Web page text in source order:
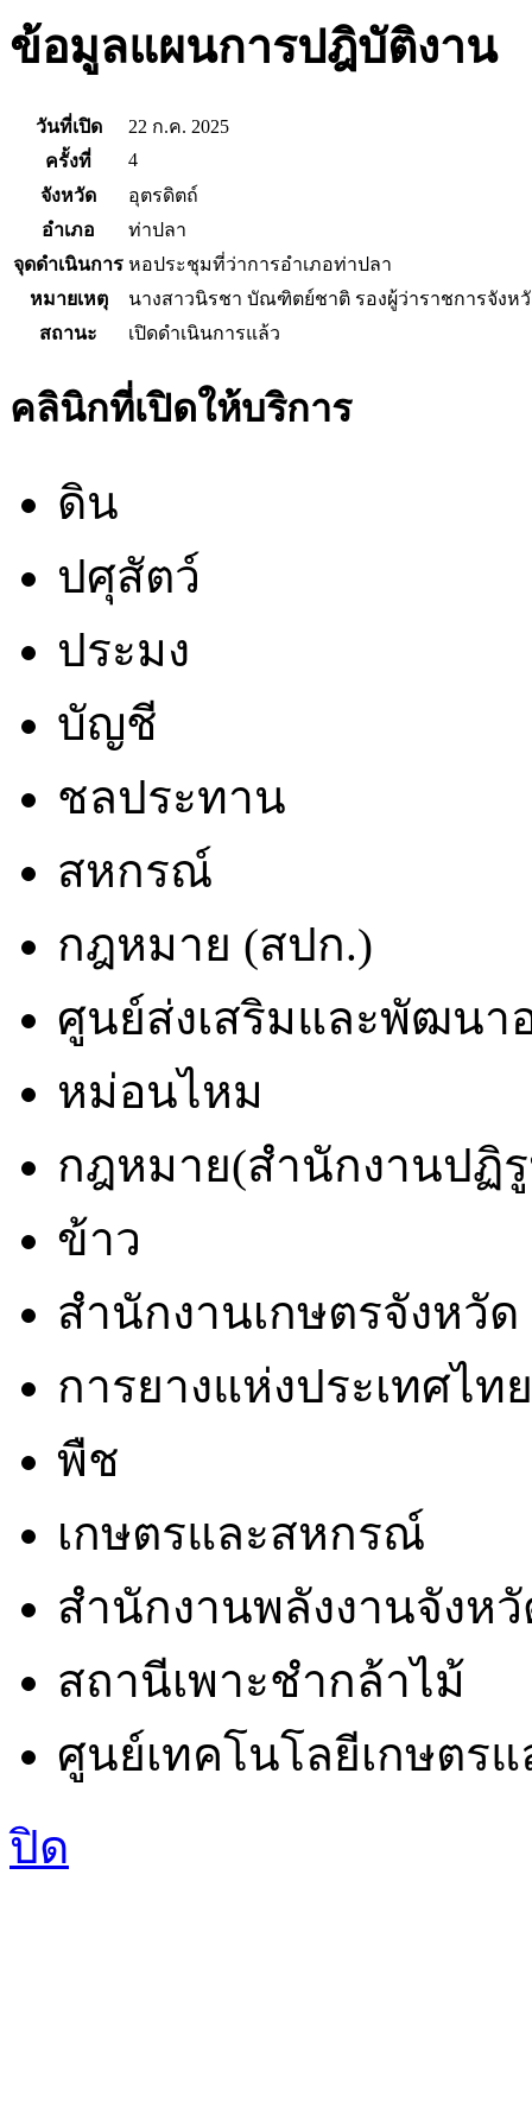
ข้อมูลแผนการปฎิบัติงาน
วันที่เปิด
22 ก.ค. 2025
ครั้งที่
4
จังหวัด
อุตรดิตถ์
อำเภอ
ท่าปลา
จุดดำเนินการ หอประชุมที่ว่าการอำเภอท่าปลา
หมายเหตุ
นางสาวนิรชา บัณฑิตย์ชาติ รองผู้ว่าราชการจังห
สถานะ
เปิดดำเนินการแล้ว
คลินิกที่เปิดให้บริการ
ดิน
ปศุสัตว์
ประมง
บัญชี
ชลประทาน
สหกรณ์
กฎหมาย (สปก.)
ศูนย์ส่งเสริมและพัฒนา
หม่อนไหม
กฎหมาย(สำนักงานปฏิ
ข้าว
สำนักงานเกษตรจังหวัด
การยางแห่งประเทศไทย
พืช
เกษตรและสหกรณ์
สำนักงานพลังงานจังห
สถานีเพาะชำกล้าไม้
ศูนย์เทคโนโลยีเกษตร
ปิด